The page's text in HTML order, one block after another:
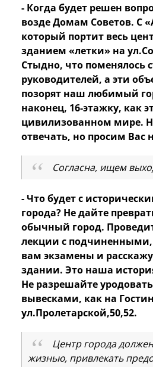
- Когда будет решен
возде Домам Советов. С
который портит весь
зданием «летки» на
Стыдно, что поменялось
руководителей, а эти
позорят наш любимый
наконец, 16-этажку, как
цивилизованном мире.
отвечать, но просим Вас
Согласна, ищем
- Что будет с
города? Не дайте
обычный город.
лекции с подчиненными,
вам экзамены и
здании. Это наша
Не разрешайте
вывесками, как на
ул.Пролетарской,50,52.
Центр города
жизнью, привлекать